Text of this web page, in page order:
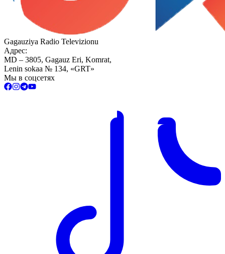
Gagauziya Radio Televizionu
Адрес:
MD – 3805, Gagauz Eri, Komrat,
Lenin sokaa № 134, «GRT»
Мы в соцсетях